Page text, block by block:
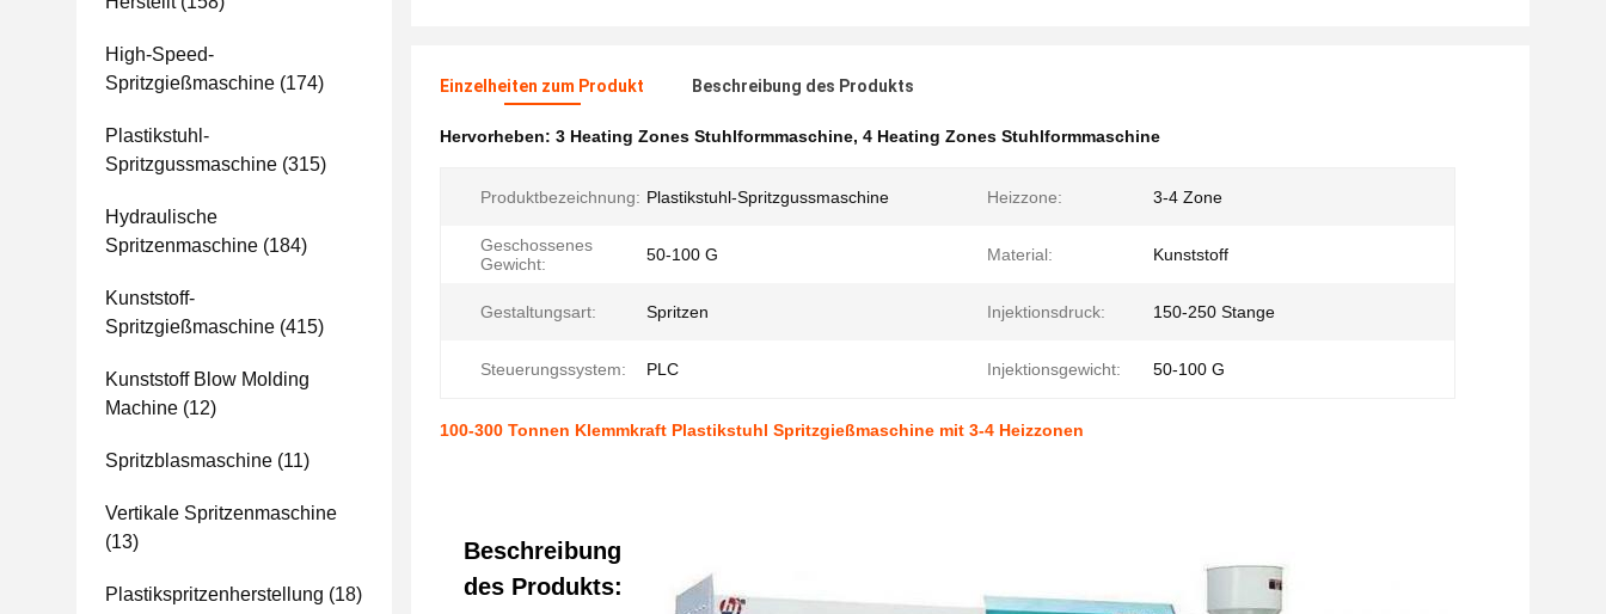
High-Speed-
Spritzgießmaschine (174)
Plastikstuhl-
Spritzgussmaschine (315)
Hydraulische
Spritzenmaschine (184)
Kunststoff-
Spritzgießmaschine (415)
Kunststoff Blow Molding
Machine (12)
Spritzblasmaschine (11)
Vertikale Spritzenmaschine
(13)
Plastikspritzenherstellung (18)
Einzelheiten zum Produkt Beschreibung des Produkts
Hervorheben: 3 Heating Zones Stuhlformmaschine, 4 Heating Zones Stuhlformmaschine
Produktbezeichnung: Plastikstuhl-Spritzgussmaschine Heizzone: 3-4 Zone
Geschossenes
Gewicht:
50-100 G Material: Kunststoff
Gestaltungsart: Spritzen Injektionsdruck: 150-250 Stange
Steuerungssystem: PLC Injektionsgewicht: 50-100 G
100-300 Tonnen Klemmkraft Plastikstuhl Spritzgießmaschine mit 3-4 Heizzonen
Beschreibung
des Produkts: